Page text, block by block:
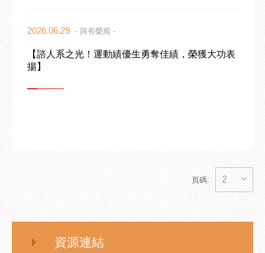
2026.06.29 - 與有榮焉 -
【諮人系之光！運動績優生勇奪佳績，榮獲大功表
揚】
頁碼: 2
資源連結